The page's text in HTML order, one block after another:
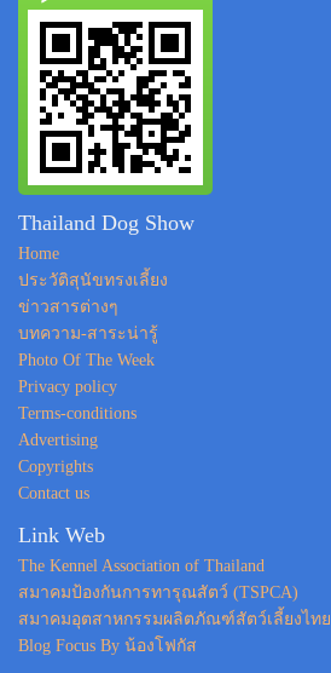
Thailand Dog Show
Home
ประวัติสุนัขทรงเลี้ยง
ข่าวสารต่างๆ
บทความ-สาระน่ารู้
Photo Of The Week
Privacy policy
Terms-conditions
Advertising
Copyrights
Contact us
Link Web
The Kennel Association of Thailand
สมาคมป้องกันการทารุณสัตว์ (TSPCA)
สมาคมอุตสาหกรรมผลิตภัณฑ์สัตว์เลี้ยงไทย
Blog Focus By น้องโฟกัส